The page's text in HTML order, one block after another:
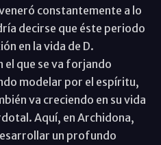
constantemente a lo
decirse que éste periodo
en la vida de D.
el que se va forjando
modelar por el espíritu,
va creciendo en su vida
Aquí, en Archidona,
un profundo